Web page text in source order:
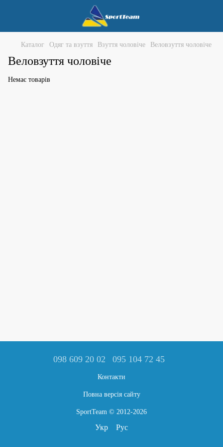
Каталог Одяг та взуття Взуття чоловіче Веловзуття чоловіче
Веловзуття чоловіче
Немає товарів
098 609 20 02 095 104 72 45
Контакти
Повна версія сайту
SportTeam © 2012-2026
Укр Рус